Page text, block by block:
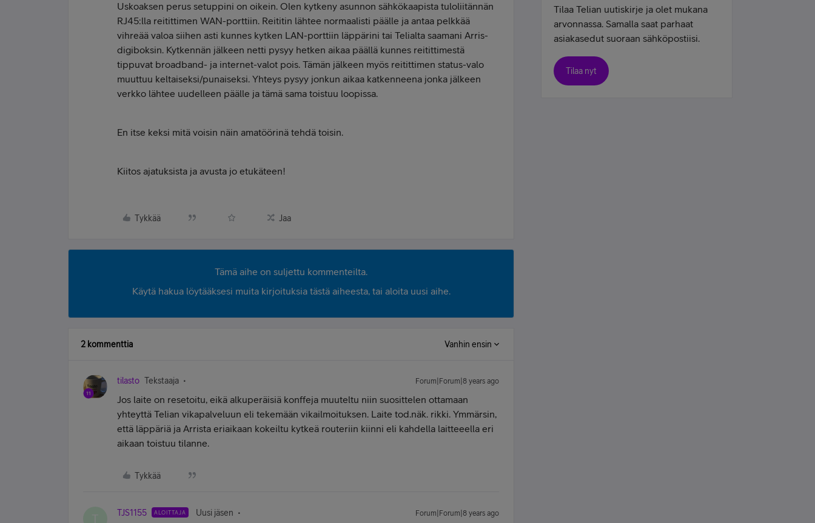
Uskoaksen perus setuppini on oikein. Olen kytkeny asunnon sähkökaapista tuloliitännän
RJ45:lla reitittimen WAN-porttiin. Reititin lähtee normaalisti päälle ja antaa pelkkää
vihreää valoa siihen asti kunnes kytken LAN-porttiin läppärini tai Telialta saamani Arris-
digiboksin. Kytkennän jälkeen netti pysyy hetken aikaa päällä kunnes reitittimestä
tippuvat broadband- ja internet-valot pois. Tämän jälkeen myös reitittimen status-valo
muuttuu keltaiseksi/punaiseksi. Yhteys pysyy jonkun aikaa katkenneena jonka jälkeen
verkko lähtee uudelleen päälle ja tämä sama toistuu loopissa.
En itse keksi mitä voisin näin amatöörinä tehdä toisin.
Kiitos ajatuksista ja avusta jo etukäteen!
Tykkää Jaa
Tämä aihe on suljettu kommenteilta.
Käytä hakua löytääksesi muita kirjoituksia tästä aiheesta, tai aloita uusi aihe.
2 kommenttia Vanhin ensin
tilasto Tekstaaja Forum|Forum|8 years ago
Jos laite on resetoitu, eikä alkuperäisiä konffeja muuteltu niin suosittelen ottamaan
yhteyttä Telian vikapalveluun eli tekemään vikailmoituksen. Laite tod.näk. rikki. Ymmärsin,
että läppäriä ja Arrista eriaikaan kokeiltu kytkeä routeriin kiinni eli kahdella laitteeella eri
aikaan toistuu tilanne.
Tykkää
TJS1155 ALOITTAJA Uusi jäsen Forum|Forum|8 years ago
Tilaa Telian uutiskirje ja olet mukana
arvonnassa. Samalla saat parhaat
asiakasedut suoraan sähköpostiisi.
Tilaa nyt